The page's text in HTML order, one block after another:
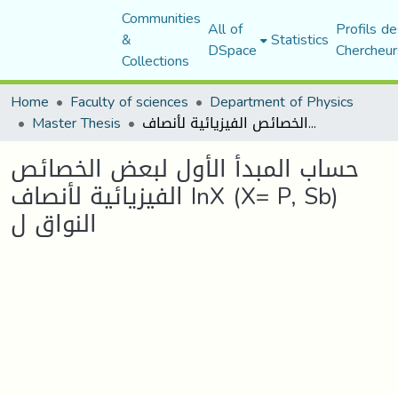
Communities
&
Collections
All of
DSpace Statistics Profils
Home
Faculty of sciences Department of Physics
Master Thesis حساب المبدأ الأول لبعض الخصائص الفيزيائية لأنصاف InX (X= P, Sb) النواق ل
حساب المبدأ الأول لبعض الخصائص
الفيزيائية لأنصاف InX (X= P, Sb)
النواق ل